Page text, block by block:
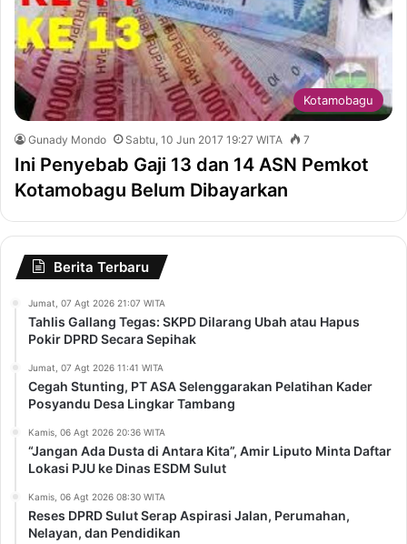
Kotamobagu
Gunady Mondo Sabtu, 10 Jun 2017 19:27 WITA 7
Ini Penyebab Gaji 13 dan 14 ASN Pemkot
Kotamobagu Belum Dibayarkan
Berita Terbaru
Jumat, 07 Agt 2026 21:07 WITA
Tahlis Gallang Tegas: SKPD Dilarang Ubah atau Hapus
Pokir DPRD Secara Sepihak
Jumat, 07 Agt 2026 11:41 WITA
Cegah Stunting, PT ASA Selenggarakan Pelatihan Kader
Posyandu Desa Lingkar Tambang
Kamis, 06 Agt 2026 20:36 WITA
“Jangan Ada Dusta di Antara Kita”, Amir Liputo Minta Daftar
Lokasi PJU ke Dinas ESDM Sulut
Kamis, 06 Agt 2026 08:30 WITA
Reses DPRD Sulut Serap Aspirasi Jalan, Perumahan,
Nelayan, dan Pendidikan